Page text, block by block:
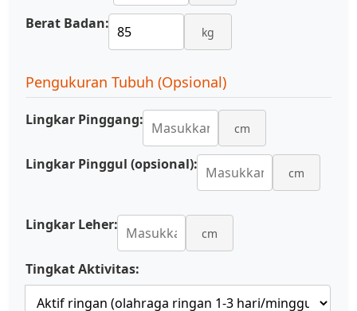
Berat Badan: kg
Pengukuran Tubuh (Opsional)
Lingkar Pinggang: cm
Lingkar Pinggul (opsional): cm
Lingkar Leher: cm
Tingkat Aktivitas: